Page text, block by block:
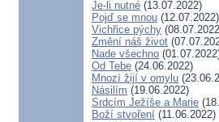
Je-li nutné (13.07.2022)
Pojď se mnou (12.07.2022)
Vichřice pýchy
Změní náš život
Nade všechno
Od Tebe (24.06.2022)
Mnozí žijí v omylu
Násilím (19.06.2022)
Srdcím Ježíše a Marie
Boží stvoření (11.06.2022)